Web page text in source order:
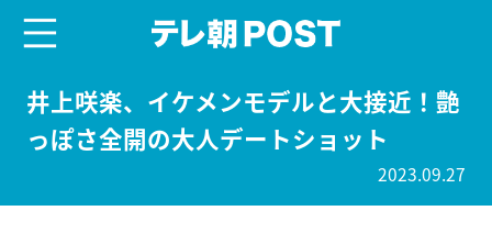
井上咲楽、イケメンモデルと大接近！艶
っぽさ全開の大人デートショット
2023.09.27